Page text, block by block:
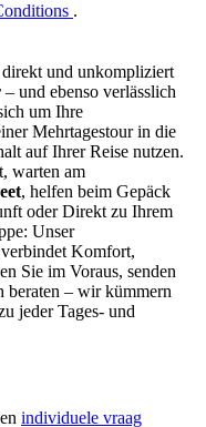
.
direkt und unkompliziert
– und ebenso verlässlich
um Ihre
Mehrtagestour in die
auf Ihrer Reise nutzen.
warten am
, helfen beim Gepäck
oder Direkt zu Ihrem
Unser
verbindet Komfort,
Sie im Voraus, senden
beraten – wir kümmern
jeder Tages- und
individuele vraag